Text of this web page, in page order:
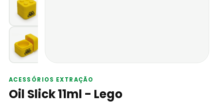
ACESSÓRIOS EXTRAÇÃO
Oil Slick 11ml - Lego